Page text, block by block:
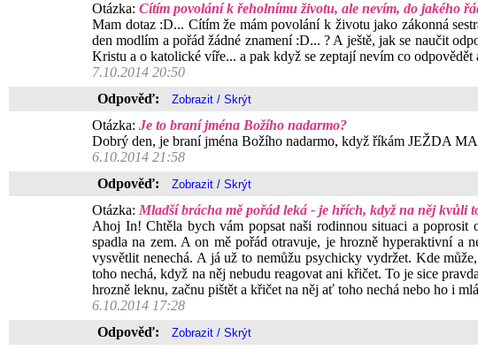
Otázka: Cítím povolání k řeholnímu životu, ale nevím, do jakého
Mam dotaz :D... Cítím že mám povolání k životu jako zákonná
den modlím a pořád žádné znamení :D... ? A ještě, jak se naučit
Kristu a o katolické víře... a pak když se zeptají nevím co
7.10.2014 20:50
Odpověď:
Otázka: Je to braní jména Božího nadarmo?
Dobrý den, je braní jména Božího nadarmo, když říkám JEŽDA
6.10.2014 21:58
Odpověď:
Otázka: Mladší brácha mě pořád leká - je hřích, když na něj kvůli
Ahoj In! Chtěla bych vám popsat naši rodinnou situaci a poprosit
spadla na zem. A on mě pořád otravuje, je hrozně hyperaktivní a
vysvětlit nenechá. A já už to nemůžu psychicky vydržet. Kde
toho nechá, když na něj nebudu reagovat ani křičet. To je sice
hrozně leknu, začnu pištět a křičet na něj ať toho nechá nebo ho i
6.10.2014 17:28
Odpověď: